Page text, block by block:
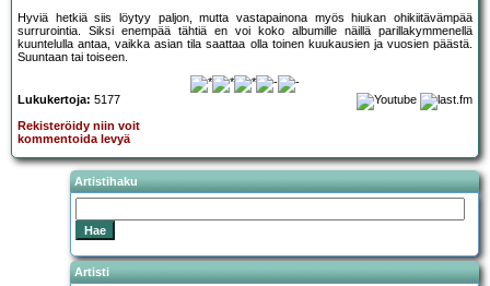
Hyviä hetkiä siis löytyy paljon, mutta vastapainona myös hiukan ohikiitävämpää
surrurointia. Siksi enempää tähtiä en voi koko albumille näillä parillakymmenellä
kuuntelulla antaa, vaikka asian tila saattaa olla toinen kuukausien ja vuosien päästä.
Suuntaan tai toiseen.
Lukukertoja: 5177
Rekisteröidy niin voit
kommentoida levyä
Artistihaku
Artisti